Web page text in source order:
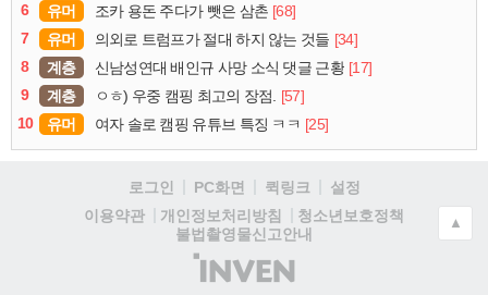
6
유머 조카 용돈 주다가 뺏은 삼촌 [68]
7
유머 의외로 트럼프가 절대 하지 않는 것들 [34]
8
계층 신남성연대 배인규 사망 소식 댓글 근황 [17]
9
계층 ㅇㅎ) 우중 캠핑 최고의 장점. [57]
10
유머 여자 솔로 캠핑 유튜브 특징 ㅋㅋ [25]
로그인 PC화면 퀵링크
설정
이용약관
개인정보처리방침
청소년보호정책
불법촬영물신고안내
(주)
인
▲